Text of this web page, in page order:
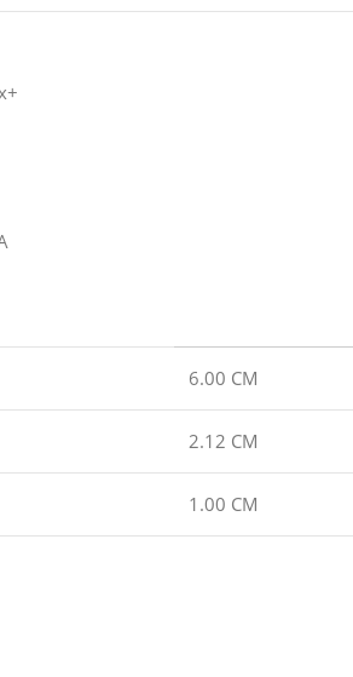
6.00 CM
2.12 CM
1.00 CM